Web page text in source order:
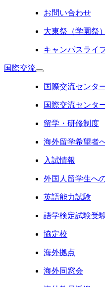
お問い合わせ
大東祭（学園祭）
キャンパスライ
国際交流
国際交流センタ
国際交流センタ
留学・研修制度
海外留学希望者
入試情報
外国人留学生へ
英語能力試験
語学検定試験受
協定校
海外拠点
海外同窓会